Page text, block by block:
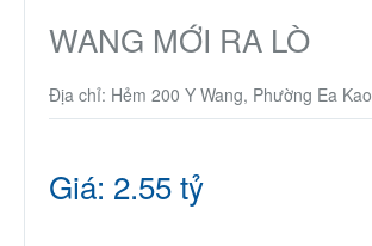
Biệt thự
Chung cư
WANG MỚI RA LÒ
Địa chỉ: Hẻm 200 Y Wang, Phường Ea Kao
Giá: 2.55 tỷ